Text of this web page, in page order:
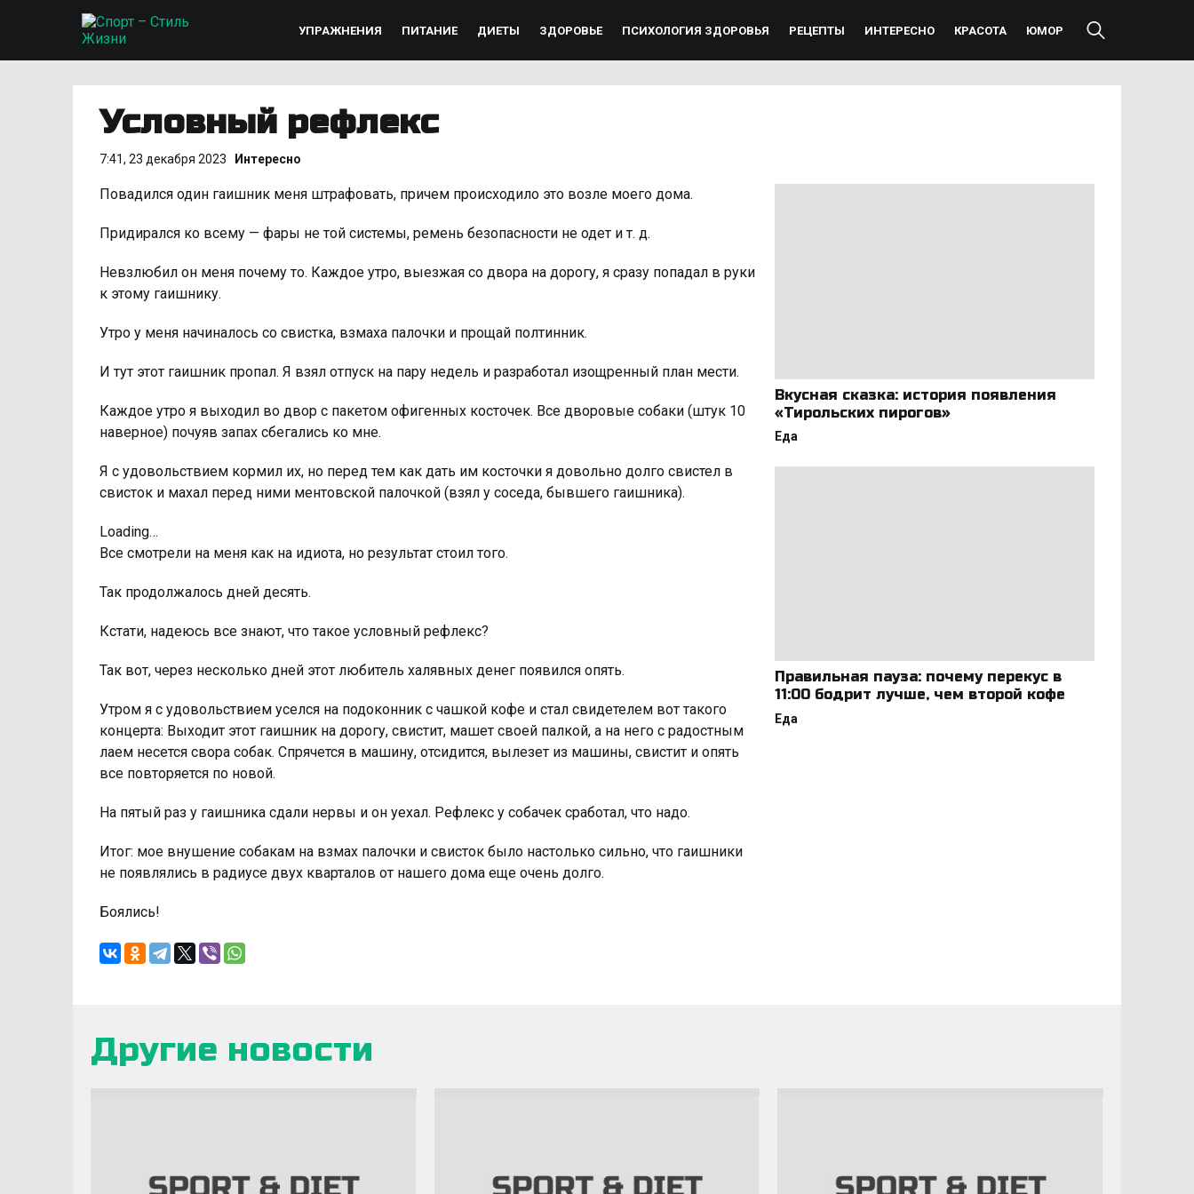
УПРАЖНЕНИЯ ПИТАНИЕ ДИЕТЫ ЗДОРОВЬЕ ПСИХОЛОГИЯ ЗДОРОВЬЯ РЕЦЕПТЫ ИНТЕРЕСНО КРАСОТА ЮМОР
Условный рефлекс
7:41, 23 декабря 2023 Интересно
Повадился один гаишник меня штрафовать, причем происходило это возле моего дома.
Придирался ко всему — фары не той системы, ремень безопасности не одет и т. д.
Невзлюбил он меня почему то. Каждое утро, выезжая со двора на дорогу, я сразу попадал в руки
к этому гаишнику.
Утро у меня начиналось со свистка, взмаха палочки и прощай полтинник.
И тут этот гаишник пропал. Я взял отпуск на пару недель и разработал изощренный план мести.
Каждое утро я выходил во двор с пакетом офигенных косточек. Все дворовые собаки (штук 10
наверное) почуяв запах сбегались ко мне.
Я с удовольствием кормил их, но перед тем как дать им косточки я довольно долго свистел в
свисток и махал перед ними ментовской палочкой (взял у соседа, бывшего гаишника).
Loading…
Все смотрели на меня как на идиота, но результат стоил того.
Так продолжалось дней десять.
Кстати, надеюсь все знают, что такое условный рефлекс?
Так вот, через несколько дней этот любитель халявных денег появился опять.
Утром я с удовольствием уселся на подоконник с чашкой кофе и стал свидетелем вот такого
концерта: Выходит этот гаишник на дорогу, свистит, машет своей палкой, а на него с радостным
лаем несется свора собак. Спрячется в машину, отсидится, вылезет из машины, свистит и опять
все повторяется по новой.
На пятый раз у гаишника сдали нервы и он уехал. Рефлекс у собачек сработал, что надо.
Итог: мое внушение собакам на взмах палочки и свисток было настолько сильно, что гаишники
не появлялись в радиусе двух кварталов от нашего дома еще очень долго.
Боялись!
Вкусная сказка: история появления
«Тирольских пирогов»
Еда
Правильная пауза: почему перекус в
11:00 бодрит лучше, чем второй кофе
Еда
Другие новости